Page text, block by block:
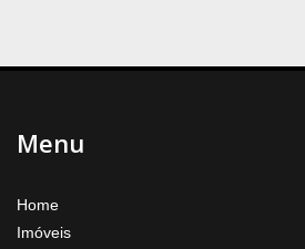
Menu
Home
Imóveis